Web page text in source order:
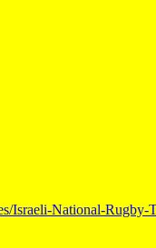
Israeli-National-Rugby-